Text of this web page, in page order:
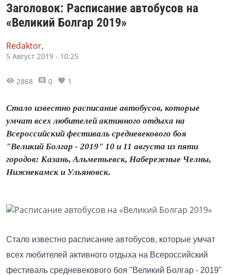
Заголовок: Расписание автобусов на
«Великий Болгар 2019»
Redaktor,
5 Август 2019 - 10:25
2868 0 1
Стало известно расписание автобусов, которые
умчат всех любителей активного отдыха на
Всероссийский фестиваль средневекового боя
"Великий Болгар - 2019" 10 и 11 августа из пяти
городов: Казань, Альметьевск, Набережные Челны,
Нижнекамск и Ульяновск.
Стало известно расписание автобусов, которые умчат
всех любителей активного отдыха на Всероссийский
фестиваль средневекового боя "Великий Болгар - 2019"